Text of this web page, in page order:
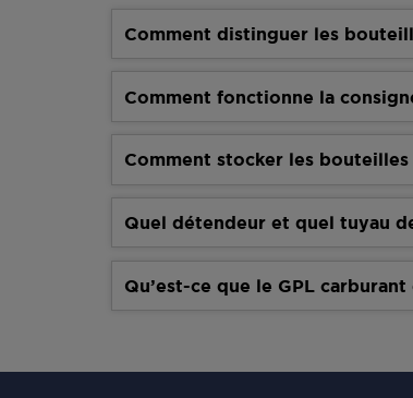
Comment distinguer les
Comment fonctionne la
Comment stocker les
Quel détendeur et quel tuyau
Qu’est-ce que le GPL